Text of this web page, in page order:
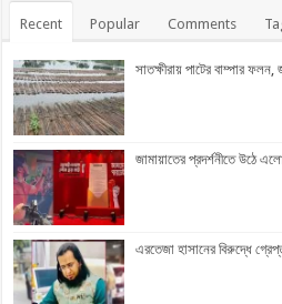
Recent Popular Comments
সাতক্ষীরায় পাটের বাম্পার
জামায়াতের প্রদর্শনীতে উঠে
এরতেজা হাসানের বিরুদ্ধে